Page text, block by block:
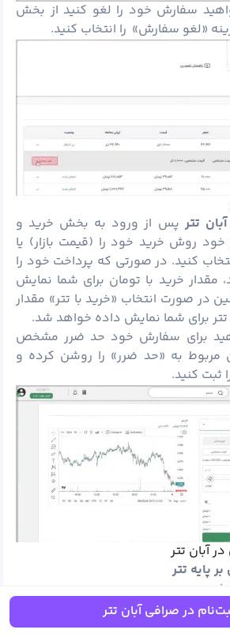
سفارش خود را لغو کنید از بخش
«لغو سفارش» را انتخاب کنید.
تتر پس از ورود به بخش خرید و
خود روش خرید خود را (قیمت بازار) یا
کنید. در صورتی که پرداخت خود را
مقدار خرید با تومان برای شما نمایش
در صورت انتخاب «خرید با تتر» مقدار
تتر برای شما نمایش داده خواهد شد.
برای سفارش خود حد ضرر مشخص
مربوط به «حد ضرر» را روشن کرده و
کنید.
آبان تتر
پایه تتر
بر پایه تومان
– حجم خرید و فروش 0 تا 50 میلیون تومان: 0.3% از کل مبلغ
در صرافی آبان تتر